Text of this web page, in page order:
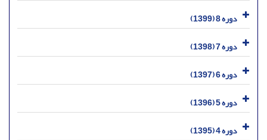
دوره 8 (1399)
دوره 7 (1398)
دوره 6 (1397)
دوره 5 (1396)
دوره 4 (1395)